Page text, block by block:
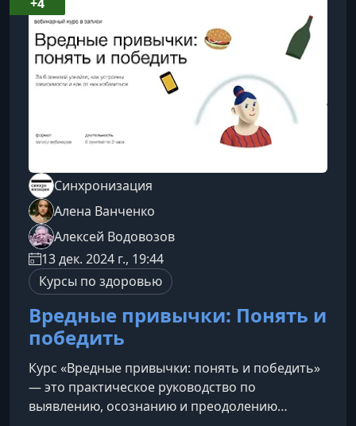
Синхронизация
Алена Ванченко
Алексей Водовозов
13 дек. 2024 г., 19:44
Курсы по здоровью
Вредные привычки: Понять и
победить
Курс «Вредные привычки: понять и победить»
— это практическое руководство по
выявлению, осознанию и преодолению